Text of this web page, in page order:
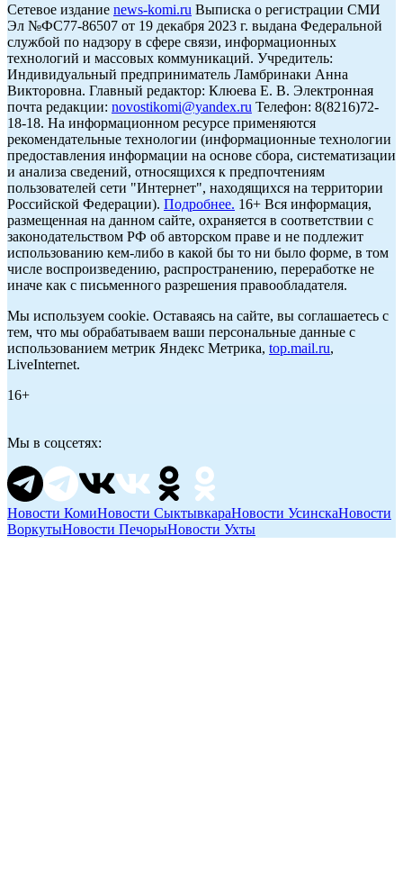
Cетевое издание news-komi.ru Выписка о регистрации СМИ
Эл №ФС77-86507 от 19 декабря 2023 г. выдана Федеральной
службой по надзору в сфере связи, информационных
технологий и массовых коммуникаций. Учредитель:
Индивидуальный предприниматель Ламбринаки Анна
Викторовна. Главный редактор: Клюева Е. В. Электронная
почта редакции: novostikomi@yandex.ru Телефон: 8(8216)72-
18-18. На информационном ресурсе применяются
рекомендательные технологии (информационные технологии
предоставления информации на основе сбора, систематизации
и анализа сведений, относящихся к предпочтениям
пользователей сети "Интернет", находящихся на территории
Российской Федерации). Подробнее. 16+ Вся информация,
размещенная на данном сайте, охраняется в соответствии с
законодательством РФ об авторском праве и не подлежит
использованию кем-либо в какой бы то ни было форме, в том
числе воспроизведению, распространению, переработке не
иначе как с письменного разрешения правообладателя.
Мы используем cookie. Оставаясь на сайте, вы соглашаетесь с
тем, что мы обрабатываем ваши персональные данные с
использованием метрик Яндекс Метрика, top.mail.ru,
LiveInternet.
16+
Мы в соцсетях:
Новости КомиНовости СыктывкараНовости УсинскаНовости
ВоркутыНовости ПечорыНовости Ухты